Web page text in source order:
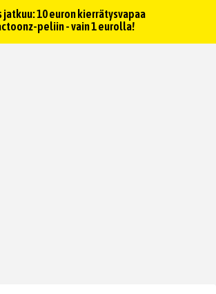
10 euron kierrätysvapaa
peliin - vain 1 eurolla!